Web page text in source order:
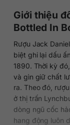
Giới thiệu
Bottled In
Rượu Jack
biệt ghi lại dấu
1890. Thời kỳ
và gìn giữ chất
ra. Theo đó,
ở thị trấn
dòng ngũ cốc
hang động luôn